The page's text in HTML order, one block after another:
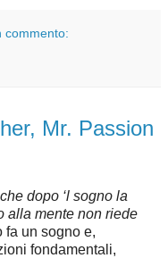
commento:
Mr. Passion
dopo ‘l sogno la
alla mente non riede
fa un sogno e,
fondamentali,